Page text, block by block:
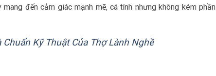
đến cảm giác mạnh mẽ, cá tính nhưng không kém phần
Kỹ Thuật Của Thợ Lành Nghề